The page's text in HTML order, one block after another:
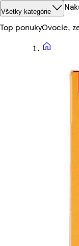
Všetky kategórie
Top ponukyOvocie,